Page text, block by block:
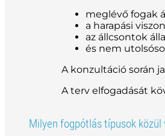
meglévő fogak
a harapási
az állcsontok
és nem
A konzultáció során
A terv elfogadását
Milyen fogpótlás típusok közül